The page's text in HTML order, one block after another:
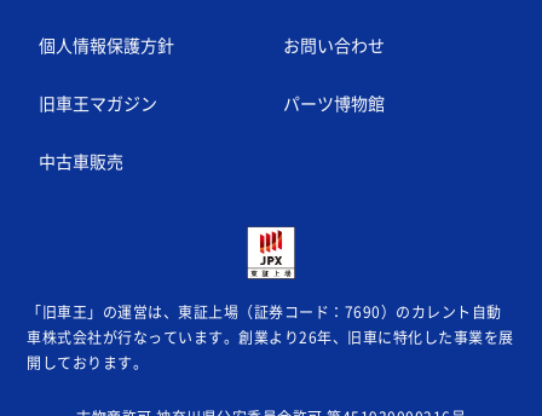
個人情報保護方針 お問い合わせ
旧車王マガジン パーツ博物館
中古車販売
「旧車王」の運営は、東証上場（証券コード：7690）のカレント自動
車株式会社が行なっています。創業より26年、旧車に特化した事業を展
開しております。